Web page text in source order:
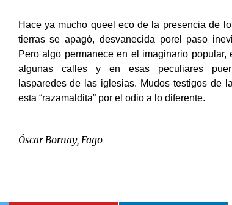
Hace ya mucho queel eco de la presencia de
tierras se apagó, desvanecida porel paso
Pero algo permanece en el imaginario popular,
algunas calles y en esas peculiares
lasparedes de las iglesias. Mudos testigos de
esta “razamaldita” por el odio a lo diferente.
Óscar Bornay, Fago